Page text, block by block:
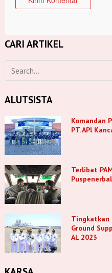
CARI ARTIKEL
ALUTSISTA
Komandan
PT. APl
Terlibat
Tingkatkan
Ground
AL 2023